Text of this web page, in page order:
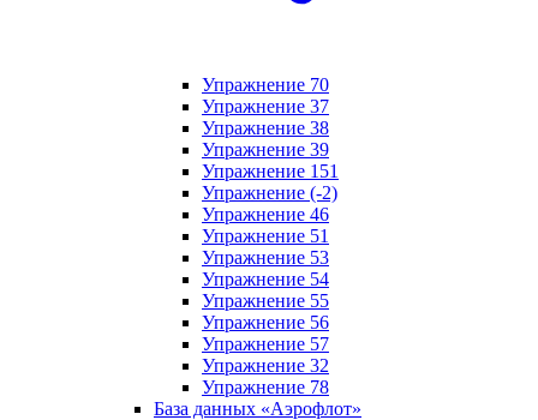
Упражнение 70
Упражнение 37
Упражнение 38
Упражнение 39
Упражнение 151
Упражнение (-2)
Упражнение 46
Упражнение 51
Упражнение 53
Упражнение 54
Упражнение 55
Упражнение 56
Упражнение 57
Упражнение 32
Упражнение 78
База данных «Аэрофлот»